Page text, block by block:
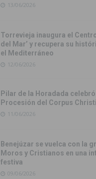
13/06/2026
Torrevieja inaugura el
del Mar’ y recupera su
el Mediterráneo
12/06/2026
Pilar de la Horadada
Procesión del Corpus
11/06/2026
Benejúzar se vuelca con la
Moros y Cristianos en una
festiva
09/06/2026